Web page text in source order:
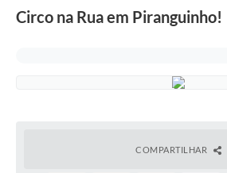
Circo na Rua em Piranguinho!
COMPARTILHAR